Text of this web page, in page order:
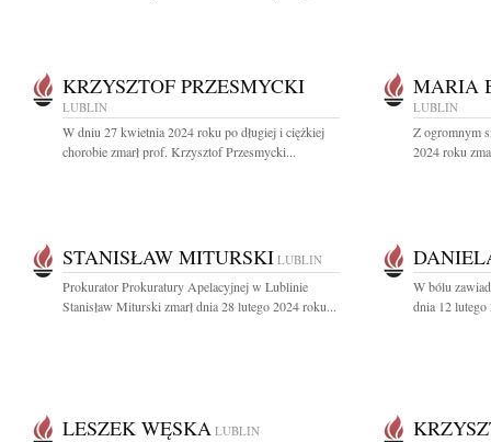
KRZYSZTOF PRZESMYCKI
LUBLIN
W dniu 27 kwietnia 2024 roku po długiej i ciężkiej
chorobie zmarł prof. Krzysztof Przesmycki...
MARIA
LUBLIN
Z ogromnym
2024 roku
STANISŁAW MITURSKI LUBLIN
Prokurator Prokuratury Apelacyjnej w Lublinie
Stanisław Miturski zmarł dnia 28 lutego 2024 roku...
W bólu
dnia 12
LESZEK WĘSKA LUBLIN